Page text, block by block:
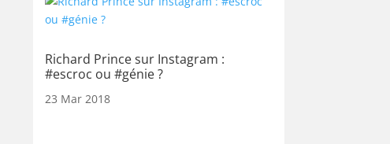
Richard Prince sur Instagram :
#escroc ou #génie ?
23 Mar 2018